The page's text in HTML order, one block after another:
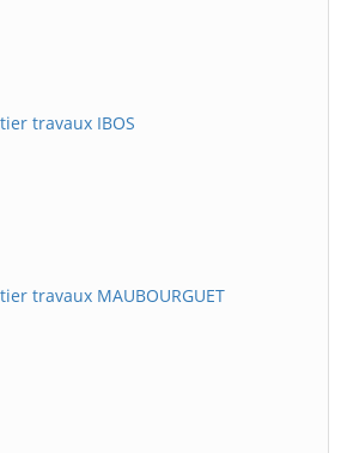
travaux IBOS
travaux MAUBOURGUET